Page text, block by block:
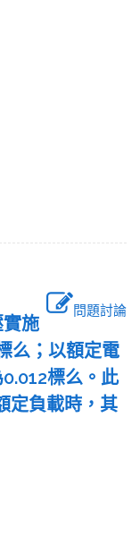
問題討論
施
么；以額定電
標么。此
定負載時，其